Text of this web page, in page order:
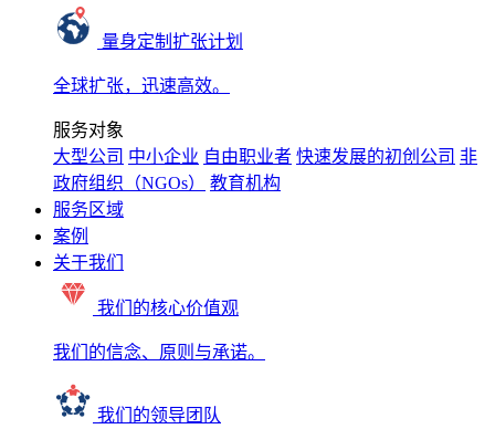
量身定制扩张计划
全球扩张，迅速高效。
服务对象
大型公司 中小企业 自由职业者 快速发展的初创公司 非
政府组织（NGOs）
教育机构
服务区域
案例
关于我们
我们的核心价值观
我们的信念、原则与承诺。
我们的领导团队